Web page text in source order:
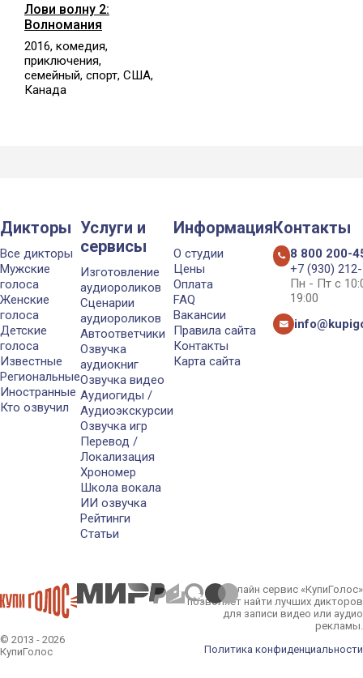
Лови волну 2:
Волномания
2016, комедия,
приключения,
семейный, спорт, США,
Канада
Дикторы
Все дикторы
Мужские
голоса
Женские
голоса
Детские
голоса
Известные
Региональные
Иностранные
Кто озвучил
Услуги и
сервисы
Изготовление
аудиороликов
Сценарии
аудиороликов
Автоответчики
Озвучка
аудиокниг
Озвучка видео
Аудиогиды /
Аудиоэкскурсии
Озвучка игр
Перевод /
Локализация
Хрономер
Школа вокала
ИИ озвучка
Рейтинги
Статьи
Информация
О студии
Цены
Оплата
FAQ
Вакансии
Правила сайта
Контакты
Карта сайта
Контакты
8 800 200-
+7 (930)
Пн - Пт с
19:00
© 2013 - 2026
КупиГолос
Онлайн сервис «КупиГолос»
позволяет найти лучших дикторов
для записи видео или аудио
рекламы.
Политика конфиденциальности